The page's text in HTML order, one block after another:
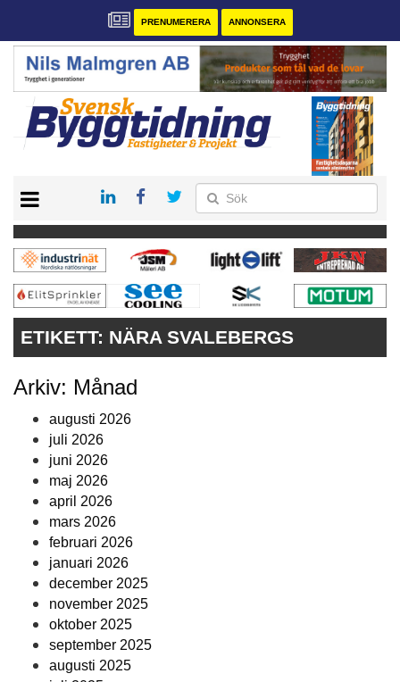
PRENUMERERA ANNONSERA
PRENUMERERA
VÅRA ANDRA MAGASIN
ANNONSERA
KONTAKT
ETIKETT: NÄRA SVALEBERGS
Arkiv: Månad
augusti 2026
juli 2026
juni 2026
maj 2026
april 2026
mars 2026
februari 2026
januari 2026
december 2025
november 2025
oktober 2025
september 2025
augusti 2025